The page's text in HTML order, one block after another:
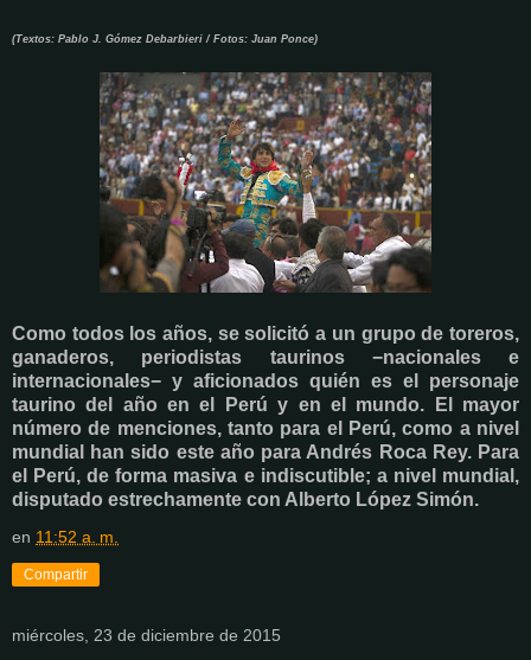
(Textos: Pablo J. Gómez Debarbieri / Fotos: Juan Ponce)
Como todos los años, se solicitó a un grupo de toreros,
ganaderos, periodistas taurinos −nacionales e
internacionales− y aficionados quién es el personaje
taurino del año en el Perú y en el mundo. El mayor
número de menciones, tanto para el Perú, como a nivel
mundial han sido este año para Andrés Roca Rey. Para
el Perú, de forma masiva e indiscutible; a nivel mundial,
disputado estrechamente con Alberto López Simón.
en 11:52 a. m.
Compartir
miércoles, 23 de diciembre de 2015